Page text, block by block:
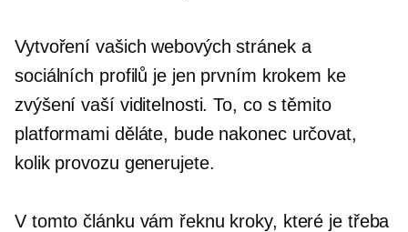
Vytvoření vašich webových stránek a
sociálních profilů je jen prvním krokem ke
zvýšení vaší viditelnosti. To, co s těmito
platformami děláte, bude nakonec určovat,
kolik provozu generujete.
V tomto článku vám řeknu kroky, které je třeba